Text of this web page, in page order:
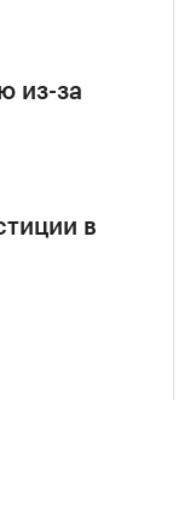
из-за
в